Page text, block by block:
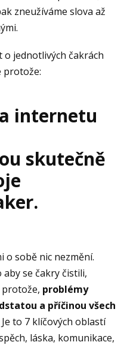
zneužíváme slova až
jednotlivých čakrách
protože:
internetu
skutečně
o sobě nic nezmění.
se čakry čistili,
problémy
a příčinou všech
to 7 klíčových oblastí
láska, komunikace,